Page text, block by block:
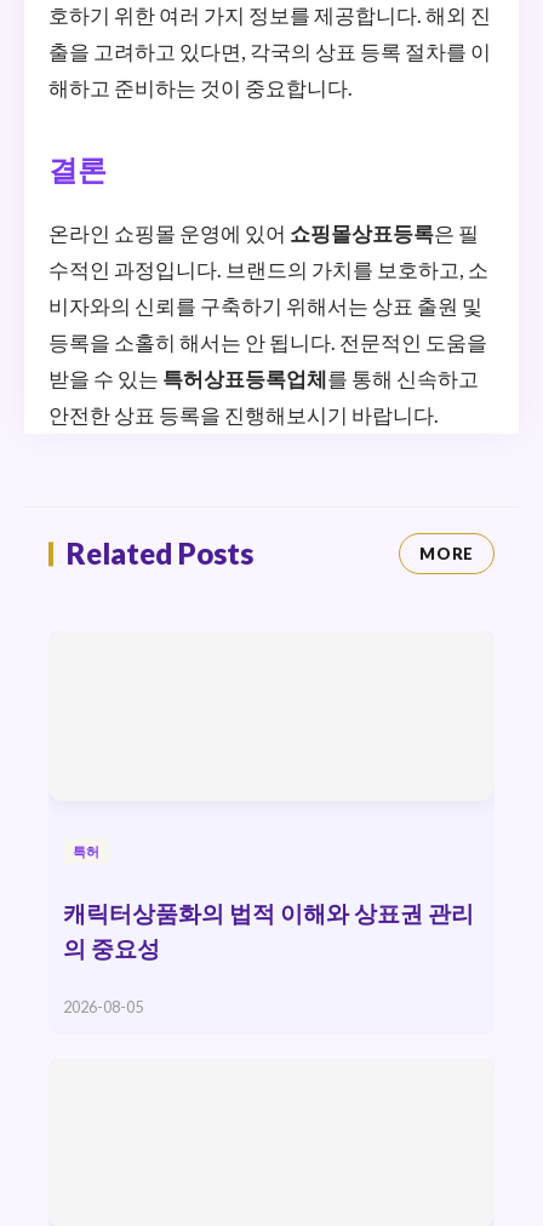
호하기 위한 여러 가지 정보를 제공합니다. 해외 진
출을 고려하고 있다면, 각국의 상표 등록 절차를 이
해하고 준비하는 것이 중요합니다.
결론
온라인 쇼핑몰 운영에 있어 쇼핑몰상표등록은 필
수적인 과정입니다. 브랜드의 가치를 보호하고, 소
비자와의 신뢰를 구축하기 위해서는 상표 출원 및
등록을 소홀히 해서는 안 됩니다. 전문적인 도움을
받을 수 있는 특허상표등록업체를 통해 신속하고
안전한 상표 등록을 진행해보시기 바랍니다.
Related Posts MORE
특허
캐릭터상품화의 법적 이해와 상표권 관리
의 중요성
2026-08-05